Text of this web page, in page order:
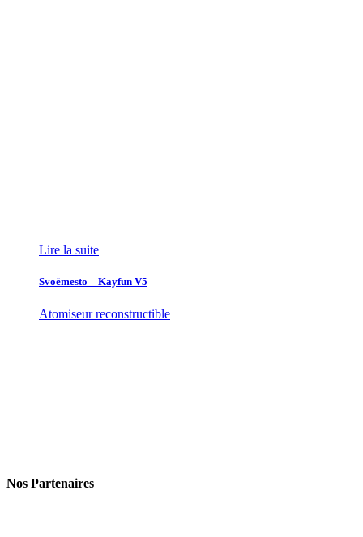
Lire la suite
Svoëmesto – Kayfun V5
Atomiseur reconstructible
Nos Partenaires